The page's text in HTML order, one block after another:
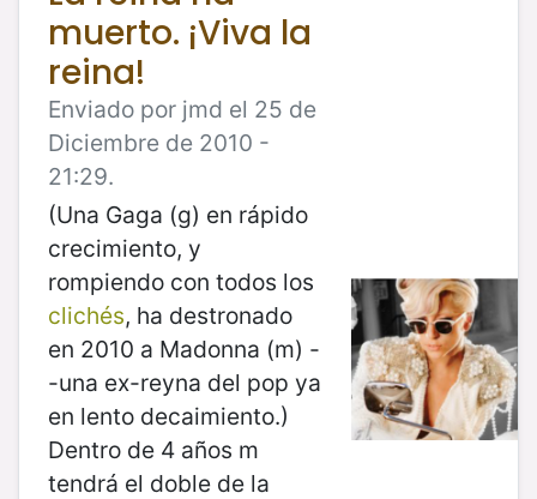
muerto. ¡Viva la
reina!
Enviado por jmd el 25 de
Diciembre de 2010 -
21:29.
(Una Gaga (g) en rápido
crecimiento, y
rompiendo con todos los
clichés, ha destronado
en 2010 a Madonna (m) -
-una ex-reyna del pop ya
en lento decaimiento.)
Dentro de 4 años m
tendrá el doble de la